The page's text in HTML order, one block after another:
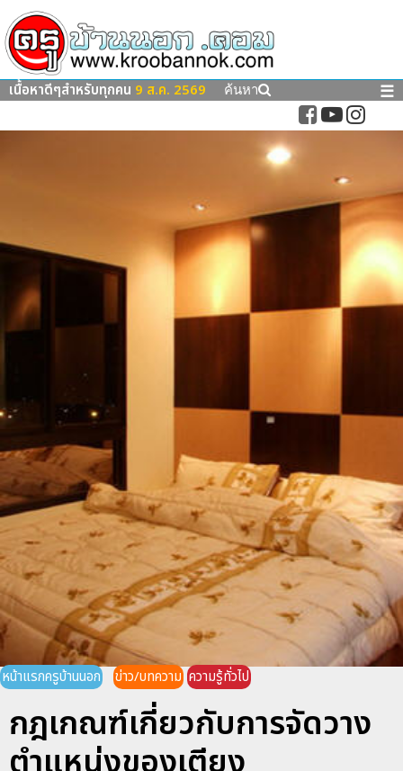
เนื้อหาดีๆสำหรับทุกคน 9 ส.ค. 2569 ค้นหา ☰
หน้าแรกครูบ้านนอก ข่าว/บทความ ความรู้ทั่วไป
กฎเกณฑ์เกี่ยวกับการจัดวาง